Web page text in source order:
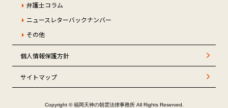
弁護士コラム
ニュースレターバックナンバー
その他
個人情報保護方針
サイトマップ
Copyright © 福岡天神の朝雲法律事務所 All Rights Reserved.